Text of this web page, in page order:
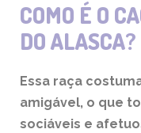
COMO É O
DO ALASCA?
Essa raça
amigável, o que
sociáveis e